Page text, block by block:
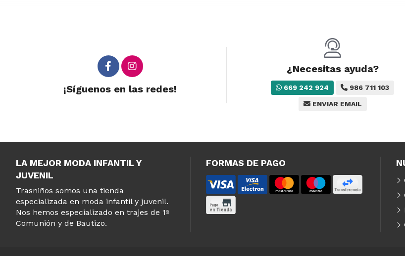
¡Síguenos en las redes!
¿Necesitas ayuda?
669 242 924 986 711 103
ENVIAR EMAIL
LA MEJOR MODA INFANTIL Y
JUVENIL
Trasniños somos una tienda
especializada en moda infantil y juvenil.
Nos hemos especializado en trajes de 1ª
Comunión y de Bautizo.
FORMAS DE PAGO